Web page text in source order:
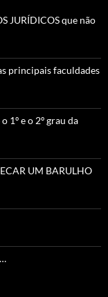
JURÍDICOS que não
principais faculdades
1º e o 2º grau da
UM BARULHO